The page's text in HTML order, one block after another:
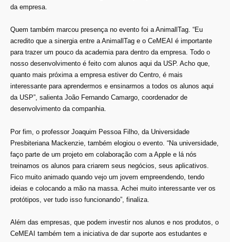
da empresa.
Quem também marcou presença no evento foi a AnimallTag. “Eu
acredito que a sinergia entre a AnimallTag e o CeMEAI é importante
para trazer um pouco da academia para dentro da empresa. Todo o
nosso desenvolvimento é feito com alunos aqui da USP. Acho que,
quanto mais próxima a empresa estiver do Centro, é mais
interessante para aprendermos e ensinarmos a todos os alunos aqui
da USP”, salienta João Fernando Camargo, coordenador de
desenvolvimento da companhia.
Por fim, o professor Joaquim Pessoa Filho, da Universidade
Presbiteriana Mackenzie, também elogiou o evento. “Na universidade,
faço parte de um projeto em colaboração com a Apple e lá nós
treinamos os alunos para criarem seus negócios, seus aplicativos.
Fico muito animado quando vejo um jovem empreendendo, tendo
ideias e colocando a mão na massa. Achei muito interessante ver os
protótipos, ver tudo isso funcionando”, finaliza.
Além das empresas, que podem investir nos alunos e nos produtos, o
CeMEAI também tem a iniciativa de dar suporte aos estudantes e